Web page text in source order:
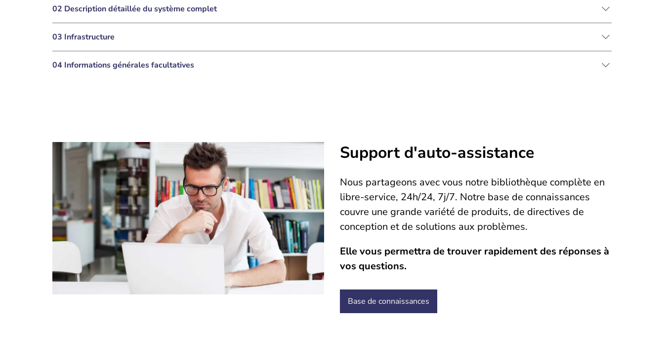
02 Description détaillée du système complet
03 Infrastructure
04 Informations générales facultatives
Support d'auto-assistance
Nous partageons avec vous notre bibliothèque complète en
libre-service, 24h/24, 7j/7. Notre base de connaissances
couvre une grande variété de produits, de directives de
conception et de solutions aux problèmes.
Elle vous permettra de trouver rapidement des réponses à
vos questions.
Base de connaissances